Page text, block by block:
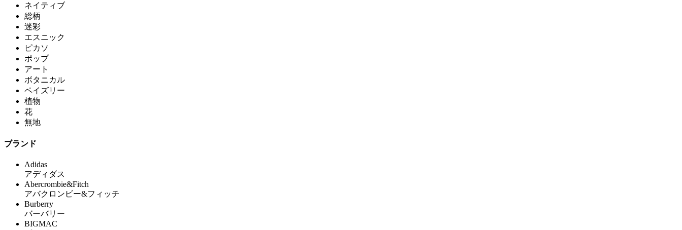
ネイティブ
総柄
迷彩
エスニック
ピカソ
ポップ
アート
ボタニカル
ペイズリー
植物
花
無地
ブランド
Adidas
アディダス
Abercrombie&Fitch
アバクロンビー&フィッチ
Burberry
バーバリー
BIGMAC